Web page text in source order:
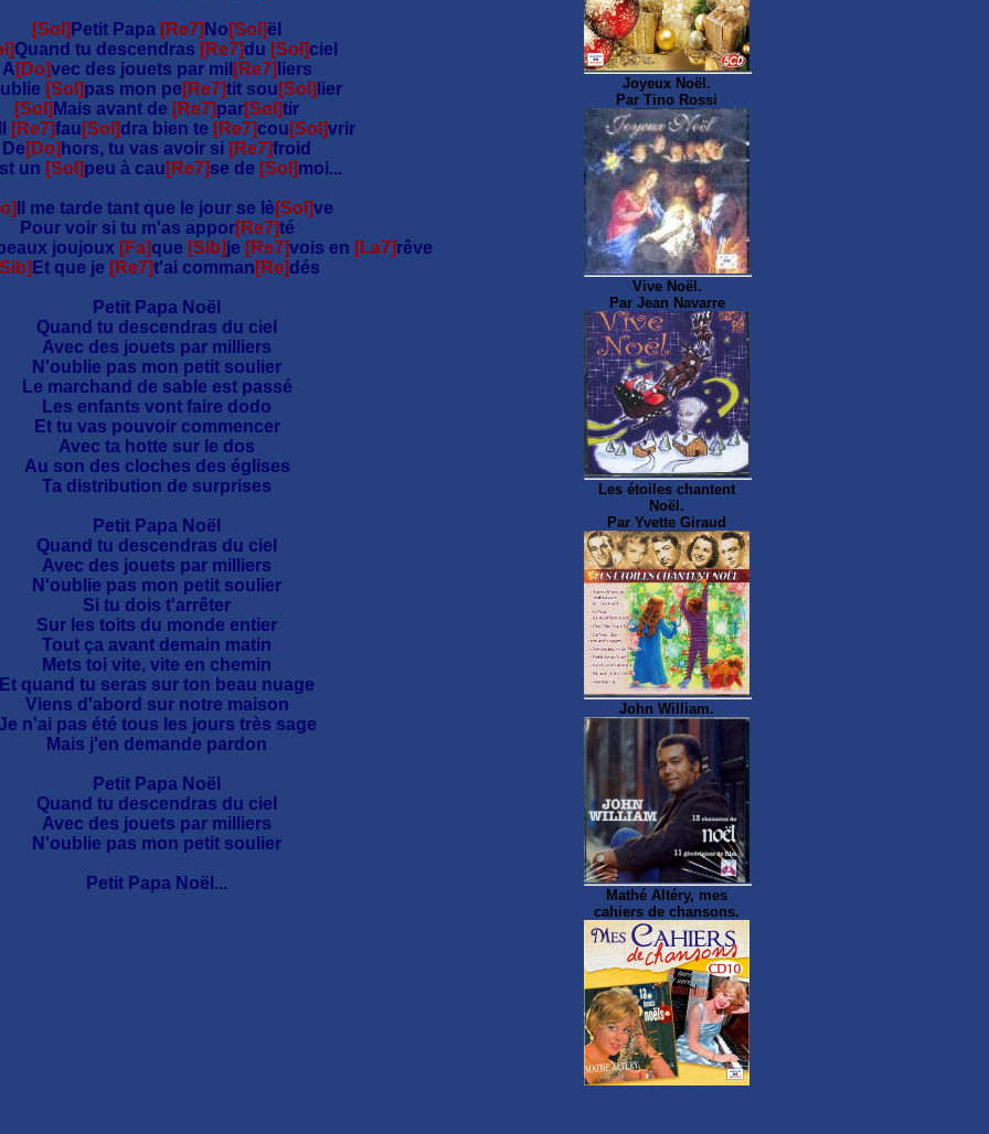
[Sol] Petit Papa [Re7] No [Sol]ël
Quand tu descendras [Re7]du [Sol]ciel
A [Do]vec des jouets par mil [Re7] liers
[Sol]pas mon pe [Re7]tit sou [Sol] lier
[Sol] Mais avant de [Re7]par[Sol]tir
[Re7]fau [Sol]dra bien te [Re7]cou [Sol]vrir
De [Do] hors, tu vas avoir si [Re7]froid
un [Sol]peu à cau [Re7]se de [Sol]moi...
Il me tarde tant que le jour se lè [Sol]ve
Pour voir si tu m'as appor[Re7]té
joujoux [Fa]que [Sib]je [Re7]vois en [La7]rêve
Et que je [Re7]t'ai comman [Re]dés
Petit Papa Noël
Quand tu descendras du ciel
Avec des jouets par milliers
N'oublie pas mon petit soulier
Le marchand de sable est passé
Les enfants vont faire dodo
Et tu vas pouvoir commencer
Avec ta hotte sur le dos
Au son des cloches des églises
Ta distribution de surprises
Petit Papa Noël
Quand tu descendras du ciel
Avec des jouets par milliers
N'oublie pas mon petit soulier
Si tu dois t'arrêter
Sur les toits du monde entier
Tout ça avant demain matin
Mets toi vite, vite en chemin
Et quand tu seras sur ton beau nuage
Viens d'abord sur notre maison
n'ai pas été tous les jours très sage
Mais j'en demande pardon
Petit Papa Noël
Quand tu descendras du ciel
Avec des jouets par milliers
N'oublie pas mon petit soulier
Petit Papa Noël...
Joyeux Noël.
Par Tino Rossi
Vive Noël.
Par Jean Navarre
Les étoiles chantent
Noël.
Par Yvette Giraud
John William.
Mathé Altéry, mes
cahiers de chansons.